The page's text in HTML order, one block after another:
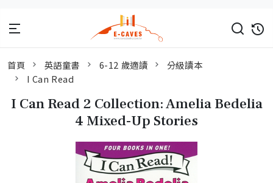
首頁 英語童書 6-12 歲適讀
分級讀本
I Can Read
I Can Read 2 Collection: Amelia Bedelia
4 Mixed-Up Stories